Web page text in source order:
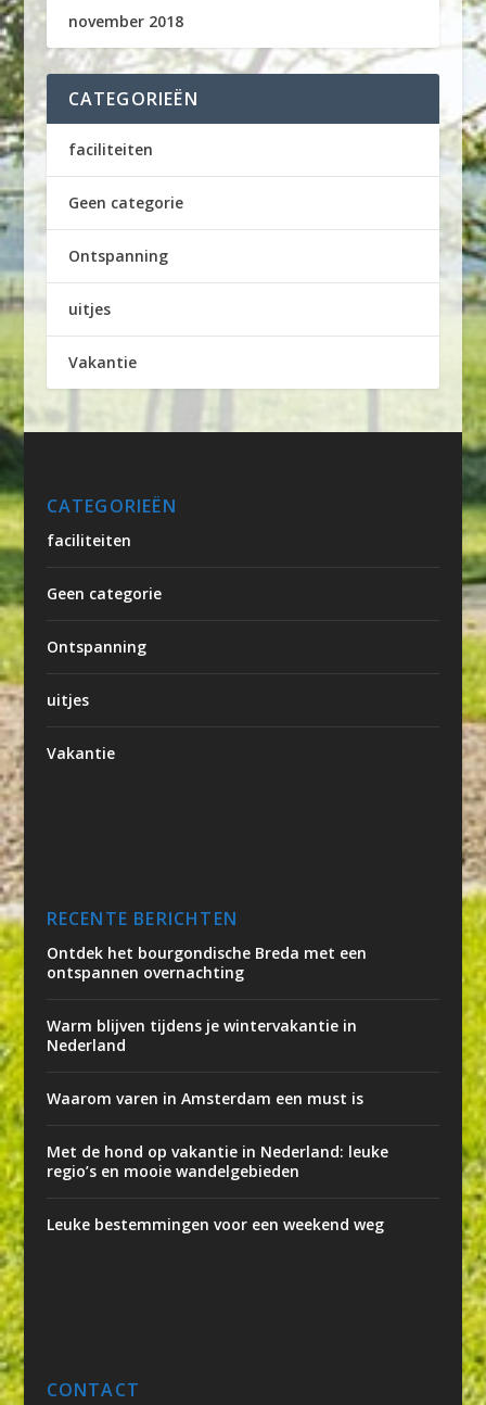
november 2018
CATEGORIEËN
faciliteiten
Geen categorie
Ontspanning
uitjes
Vakantie
CATEGORIEËN
faciliteiten
Geen categorie
Ontspanning
uitjes
Vakantie
RECENTE BERICHTEN
Ontdek het bourgondische Breda met een
ontspannen overnachting
Warm blijven tijdens je wintervakantie in
Nederland
Waarom varen in Amsterdam een must is
Met de hond op vakantie in Nederland: leuke
regio’s en mooie wandelgebieden
Leuke bestemmingen voor een weekend weg
CONTACT